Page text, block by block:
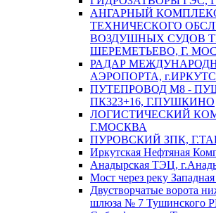
АНГАРНЫЙ
ТЕХНИЧЕСКОГО
ВОЗДУШНЫХ СУДОВ
ШЕРЕМЕТЬЕВО, Г.
РАДАР
АЭРОПОРТА,
ПУТЕПРОВОД М8 -
ПК323+16, Г.ПУШКИНО
ЛОГИСТИЧЕСКИЙ
Г.МОСКВА
ПУРОВСКИЙ ЗПК,
Иркутская Нефтяная
Анадырская ТЭЦ,
Мост через реку
Двустворчатые ворота
шлюза № 7 Тушинского